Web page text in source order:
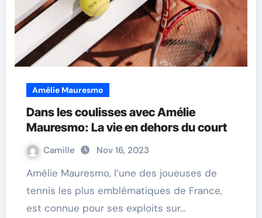
Amélie Mauresmo
Dans les coulisses avec Amélie
Mauresmo: La vie en dehors du court
Camille Nov 16, 2023
Amélie Mauresmo, l’une des joueuses de
tennis les plus emblématiques de France,
est connue pour ses exploits sur…